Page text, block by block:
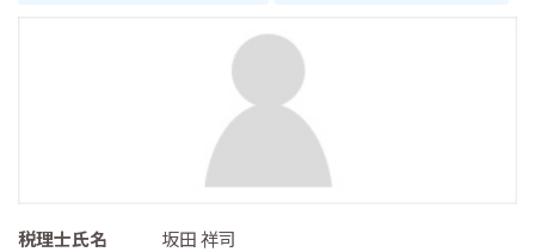
税理士氏名
坂田 祥司